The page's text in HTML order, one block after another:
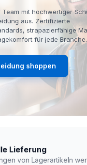
Team mit hochwertiger
aus. Zertifizierte
strapazierfähige
für jede Branche.
shoppen
|
Lieferung
von Lagerartikeln